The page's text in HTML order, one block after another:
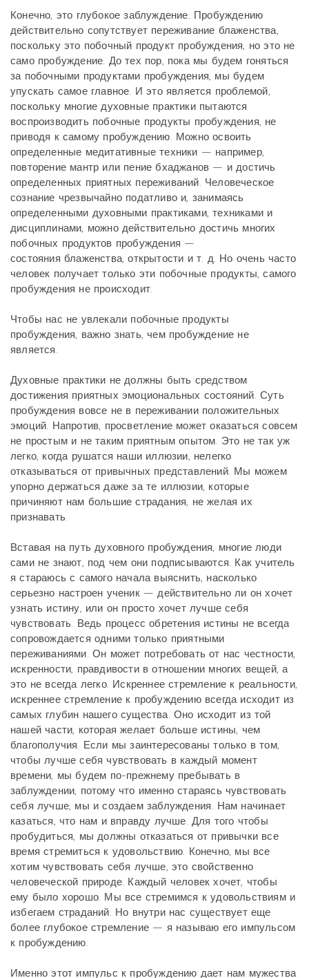
Конечно, это глубокое заблуждение. Пробуждению
действительно сопутствует переживание блаженства,
поскольку это побочный продукт пробуждения, но это не
само пробуждение. До тех пор, пока мы будем гоняться
за побочными продуктами пробуждения, мы будем
упускать самое главное. И это является проблемой,
поскольку многие духовные практики пытаются
воспроизводить побочные продукты пробуждения, не
приводя к самому пробуждению. Можно освоить
определенные медитативные техники — например,
повторение мантр или пение бхаджанов — и достичь
определенных приятных переживаний. Человеческое
сознание чрезвычайно податливо и, занимаясь
определенными духовными практиками, техниками и
дисциплинами, можно действительно достичь многих
побочных продуктов пробуждения —
состояния блаженства, открытости и т. д. Но очень часто
человек получает только эти побочные продукты, самого
пробуждения не происходит.
Чтобы нас не увлекали побочные продукты
пробуждения, важно знать, чем пробуждение не
является.
Духовные практики не должны быть средством
достижения приятных эмоциональных состояний. Суть
пробуждения вовсе не в переживании положительных
эмоций. Напротив, просветление может оказаться совсем
не простым и не таким приятным опытом. Это не так уж
легко, когда рушатся наши иллюзии, нелегко
отказываться от привычных представлений. Мы можем
упорно держаться даже за те иллюзии, которые
причиняют нам большие страдания, не желая их
признавать.
Вставая на путь духовного пробуждения, многие люди
сами не знают, под чем они подписываются. Как учитель
я стараюсь с самого начала выяснить, насколько
серьезно настроен ученик — действительно ли он хочет
узнать истину, или он просто хочет лучше себя
чувствовать. Ведь процесс обретения истины не всегда
сопровождается одними только приятными
переживаниями. Он может потребовать от нас честности,
искренности, правдивости в отношении многих вещей, а
это не всегда легко. Искреннее стремление к реальности,
искреннее стремление к пробуждению всегда исходит из
самых глубин нашего существа. Оно исходит из той
нашей части, которая желает больше истины, чем
благополучия. Если мы заинтересованы только в том,
чтобы лучше себя чувствовать в каждый момент
времени, мы будем по-прежнему пребывать в
заблуждении, потому что именно стараясь чувствовать
себя лучше, мы и создаем заблуждения. Нам начинает
казаться, что нам и вправду лучше. Для того чтобы
пробудиться, мы должны отказаться от привычки все
время стремиться к удовольствию. Конечно, мы все
хотим чувствовать себя лучше, это свойственно
человеческой природе. Каждый человек хочет, чтобы
ему было хорошо. Мы все стремимся к удовольствиям и
избегаем страданий. Но внутри нас существует еще
более глубокое стремление — я называю его импульсом
к пробуждению.
Именно этот импульс к пробуждению дает нам мужества